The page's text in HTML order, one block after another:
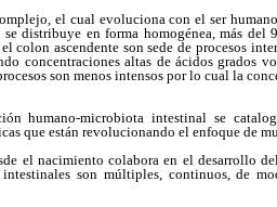
el cual evoluciona con el ser
distribuye en forma homogénea, más del
colon ascendente son sede de procesos
concentraciones altas de ácidos grados
son menos intensos por lo cual la
humano-microbiota intestinal se
que están revolucionando el enfoque de
el nacimiento colabora en el desarrollo
son múltiples, continuos, de